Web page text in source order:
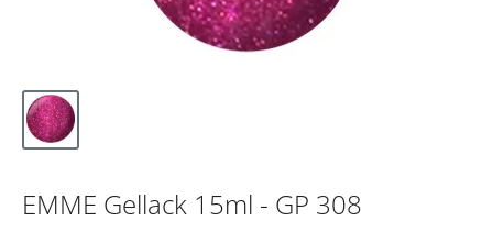
EMME Gellack 15ml - GP 308